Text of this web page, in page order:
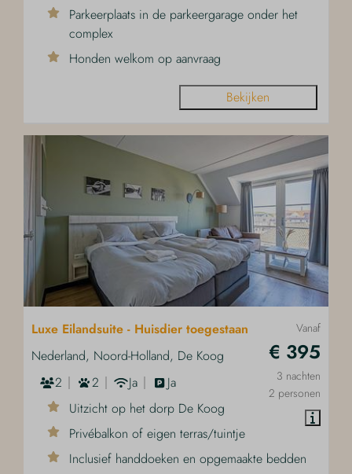
Parkeerplaats in de parkeergarage onder het
complex
Honden welkom op aanvraag
Bekijken
Vanaf
€ 395
3 nachten
2 personen
Luxe Eilandsuite - Huisdier toegestaan
Nederland, Noord-Holland, De Koog
2
2 Ja
Ja
Uitzicht op het dorp De Koog
Privébalkon of eigen terras/tuintje
Inclusief handdoeken en opgemaakte bedden